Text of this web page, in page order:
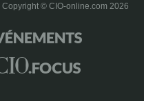
Copyright © CIO-online.com 2026